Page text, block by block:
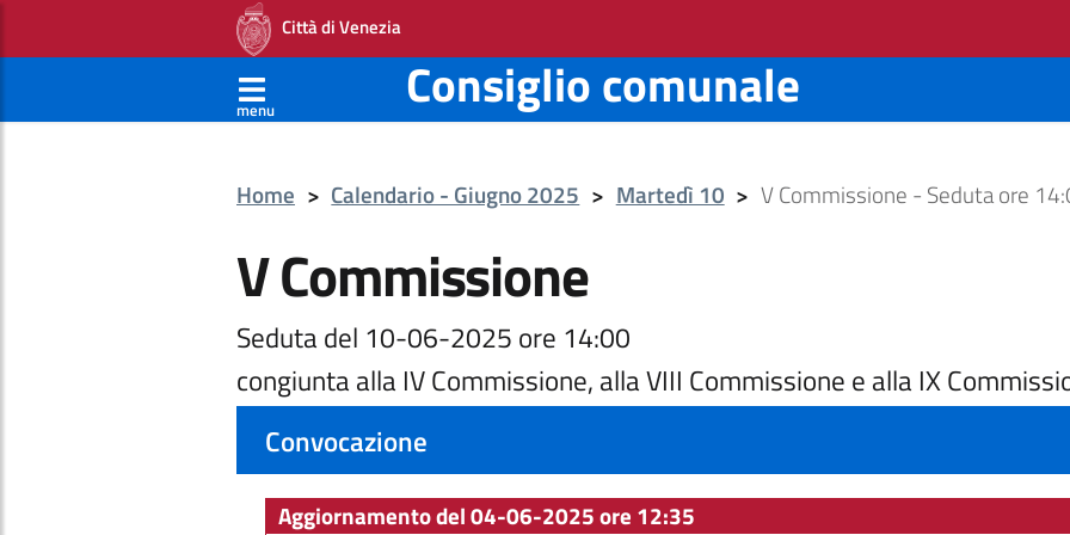
Città di Venezia
menu Consiglio comunale
Home > Calendario - Giugno 2025 > Martedì 10 > V Commissione - Seduta ore
V Commissione
Seduta del 10-06-2025 ore 14:00
congiunta alla IV Commissione, alla VIII Commissione e alla IX
Convocazione
Aggiornamento del 04-06-2025 ore 12:35